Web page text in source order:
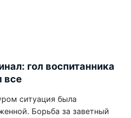
гол воспитанника
все
ситуация была
Борьба за заветный